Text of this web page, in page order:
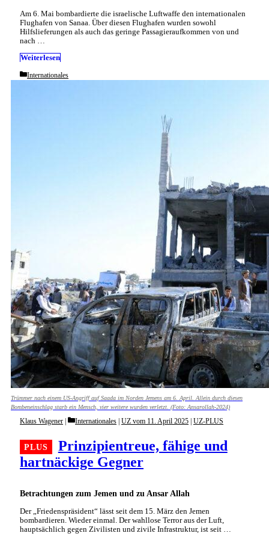
Am 6. Mai bombardierte die israelische Luftwaffe den internationalen
Flughafen von Sanaa. Über diesen Flughafen wurden sowohl
Hilfslieferungen als auch das geringe Passagieraufkommen von und
nach …
Weiterlesen
Categories
Internationales
Trümmer nach einem US-Angriff auf Saada im Norden Jemens am 6. April. Allein durch diesen
Bombeneinschlag starb ein Mensch, vier weitere wurden verletzt. (Foto: Ansarollah-2024)
Betrachtungen zum Jemen und zu Ansar Allah
Prinzipientreue, fähige und
hartnäckige Gegner
Klaus Wagener Categories
Internationales UZ vom 11. April 2025 UZ-PLUS
Der „Friedenspräsident“ lässt seit dem 15. März den Jemen
bombardieren. Wieder einmal. Der wahllose Terror aus der Luft,
hauptsächlich gegen Zivilisten und zivile Infrastruktur, ist seit …